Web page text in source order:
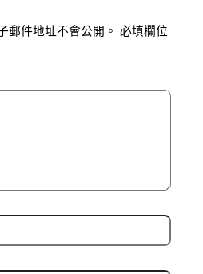
郵件地址不會公開。 必填欄位